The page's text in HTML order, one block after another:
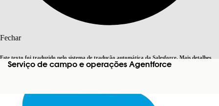
Fechar
Este texto foi traduzido pelo sistema de tradução automática da Salesforce. Mais detalhes
aqui. Alternar para inglês Agora não
Serviço de campo e operações Agentforce